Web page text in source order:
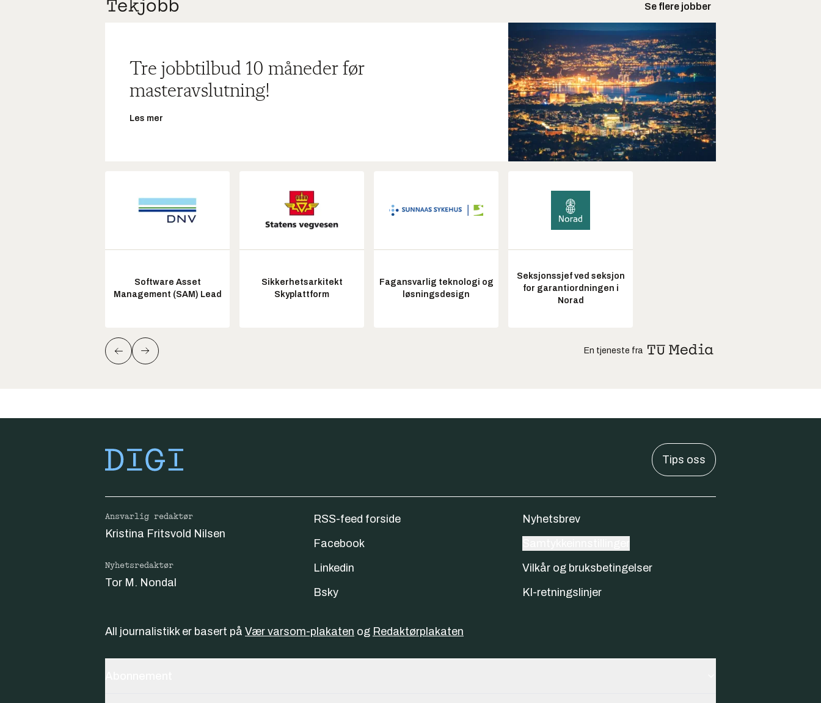
Se flere jobber
Tre jobbtilbud 10 måneder før
masteravslutning!
Les mer
Software Asset
Management (SAM) Lead
Sikkerhetsarkitekt
Skyplattform
Fagansvarlig teknologi og
løsningsdesign
Seksjonssjef ved seksjon
for garantiordningen i
Norad
En tjeneste fra
Tips oss
Ansvarlig redaktør
Kristina Fritsvold Nilsen
Nyhetsredaktør
Tor M. Nondal
RSS-feed forside
Facebook
Linkedin
Bsky
Nyhetsbrev
Vilkår og bruksbetingelser
KI-retningslinjer
All journalistikk er basert på Vær varsom-plakaten og Redaktørplakaten